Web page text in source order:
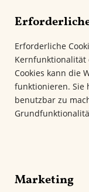
Erforderliche
Kernfunktionalität
Cookies kann die
funktionieren. Sie
benutzbar zu
Marketing